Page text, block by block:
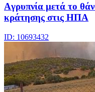
Aγρυπνία μετά το
κράτησης στις ΗΠΑ
ID: 10693432